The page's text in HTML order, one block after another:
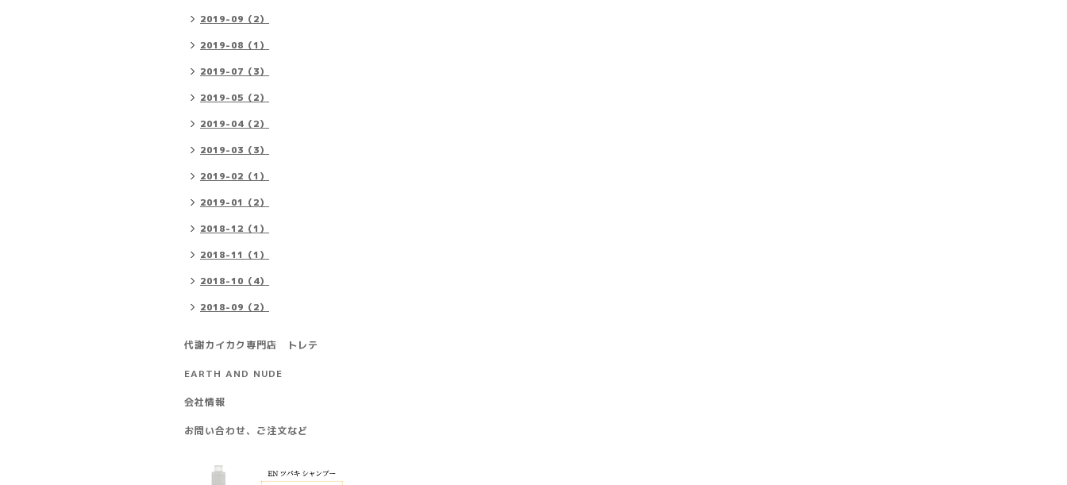
2019-09（2）
2019-08（1）
2019-07（3）
2019-05（2）
2019-04（2）
2019-03（3）
2019-02（1）
2019-01（2）
2018-12（1）
2018-11（1）
2018-10（4）
2018-09（2）
代謝カイカク専門店 トレテ
EARTH AND NUDE
会社情報
お問い合わせ、ご注文など